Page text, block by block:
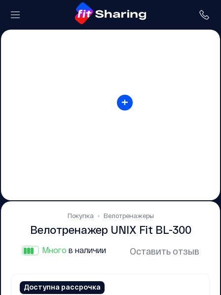
+
Покупка Велотренажеры
Велотренажер UNIX Fit BL-300
Много в наличии Оставить отзыв
Доступна рассрочка